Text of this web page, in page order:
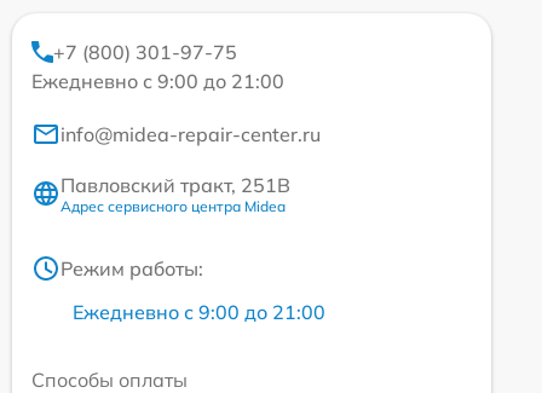
+7 (800) 301-97-75
Ежедневно с 9:00 до 21:00
info@midea-repair-center.ru
Павловский тракт, 251В
Адрес сервисного центра Midea
Режим работы:
Ежедневно с 9:00 до 21:00
Способы оплаты